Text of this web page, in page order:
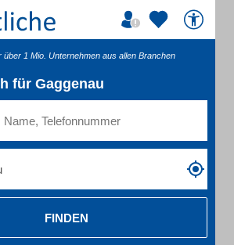
über 1 Mio. Unternehmen aus allen Branchen
für Gaggenau
FINDEN